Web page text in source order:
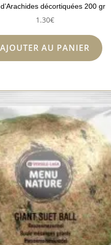
décortiquées 200 gr
1.30€
AJOUTER AU PANIER